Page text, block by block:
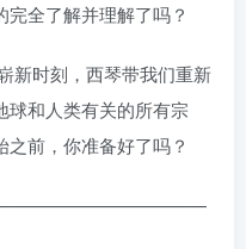
全了解并理解了吗？
新时刻，西琴带我们重新
球和人类有关的所有宗
前，你准备好了吗？